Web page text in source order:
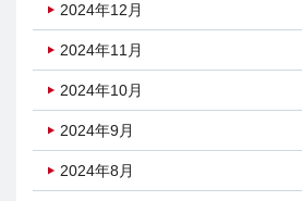
2024年12月
2024年11月
2024年10月
2024年9月
2024年8月